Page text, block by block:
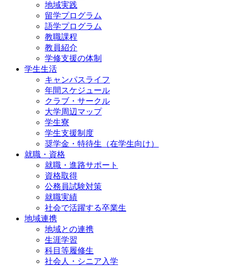
地域実践
留学プログラム
語学プログラム
教職課程
教員紹介
学修支援の体制
学生生活
キャンパスライフ
年間スケジュール
クラブ・サークル
大学周辺マップ
学生寮
学生支援制度
奨学金・特待生（在学生向け）
就職・資格
就職・進路サポート
資格取得
公務員試験対策
就職実績
社会で活躍する卒業生
地域連携
地域との連携
生涯学習
科目等履修生
社会人・シニア入学